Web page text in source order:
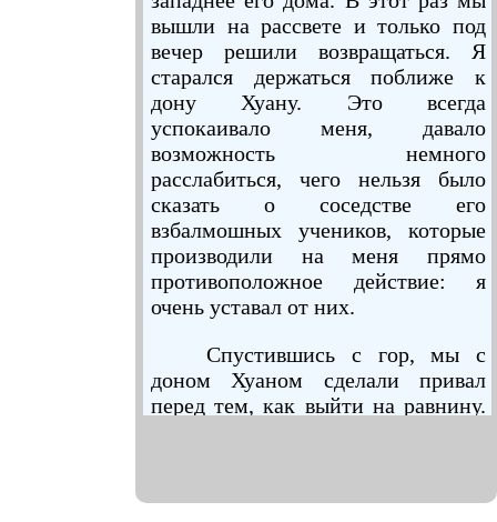
вышли на рассвете и только под
вечер решили возвращаться. Я
старался держаться поближе к
дону Хуану. Это всегда
успокаивало меня, давало
возможность немного
расслабиться, чего нельзя было
сказать о соседстве его
взбалмошных учеников, которые
производили на меня прямо
противоположное действие: я
очень уставал от них.
Спустившись с гор, мы с
доном Хуаном сделали привал
перед тем, как выйти на равнину.
дальше. Я сел, затем, следуя